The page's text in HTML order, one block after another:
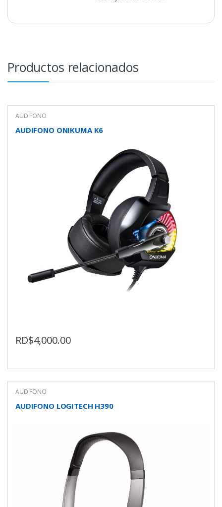
Productos relacionados
AUDIFONO
AUDIFONO ONIKUMA K6
RD$4,000.00
AUDIFONO
AUDIFONO LOGITECH H390